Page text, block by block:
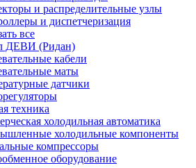
и распределительные узлы
и диспетчеризация
все
ДЕВИ (Ридан)
кабели
маты
датчики
техника
холодильная автоматика
холодильные компоненты
компрессоры
оборудование